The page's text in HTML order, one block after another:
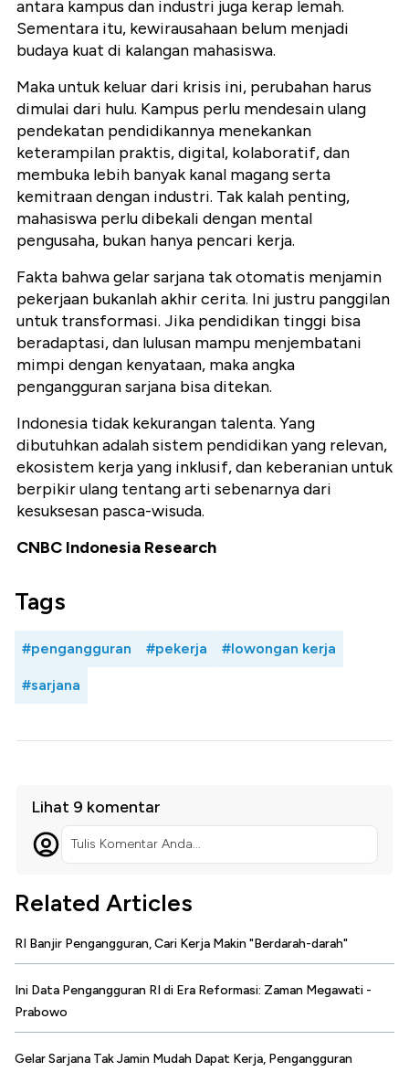
antara kampus dan industri juga kerap lemah.
Sementara itu, kewirausahaan belum menjadi
budaya kuat di kalangan mahasiswa.
Maka untuk keluar dari krisis ini, perubahan harus
dimulai dari hulu. Kampus perlu mendesain ulang
pendekatan pendidikannya menekankan
keterampilan praktis, digital, kolaboratif, dan
membuka lebih banyak kanal magang serta
kemitraan dengan industri. Tak kalah penting,
mahasiswa perlu dibekali dengan mental
pengusaha, bukan hanya pencari kerja.
Fakta bahwa gelar sarjana tak otomatis menjamin
pekerjaan bukanlah akhir cerita. Ini justru panggilan
untuk transformasi. Jika pendidikan tinggi bisa
beradaptasi, dan lulusan mampu menjembatani
mimpi dengan kenyataan, maka angka
pengangguran sarjana bisa ditekan.
Indonesia tidak kekurangan talenta. Yang
dibutuhkan adalahsistem pendidikan yang relevan,
ekosistem kerja yang inklusif, dan keberanian untuk
berpikir ulang tentang arti sebenarnya dari
kesuksesan pasca-wisuda.
CNBC Indonesia Research
Tags
#pengangguran #pekerja #lowongan kerja
#sarjana
Lihat 9 komentar
Tulis Komentar Anda...
Related Articles
RI Banjir Pengangguran, Cari Kerja Makin "Berdarah-darah"
Ini Data Pengangguran RI di Era Reformasi: Zaman Megawati -
Prabowo
Gelar Sarjana Tak Jamin Mudah Dapat Kerja, Pengangguran